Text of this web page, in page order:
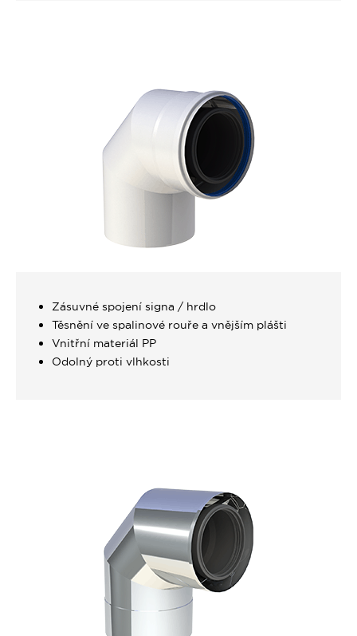
Zásuvné spojení signa / hrdlo
Těsnění ve spalinové rouře a vnějším plášti
Vnitřní materiál PP
Odolný proti vlhkosti